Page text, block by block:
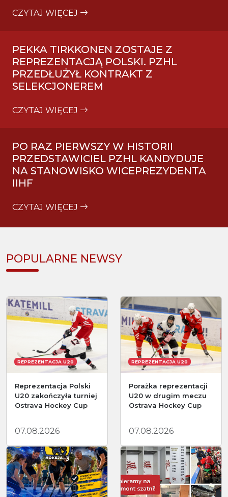
CZYTAJ WIĘCEJ
PEKKA TIRKKONEN ZOSTAJE Z
REPREZENTACJĄ POLSKI. PZHL
PRZEDŁUŻYŁ KONTRAKT Z
SELEKCJONEREM
CZYTAJ WIĘCEJ
PO RAZ PIERWSZY W HISTORII
PRZEDSTAWICIEL PZHL KANDYDUJE
NA STANOWISKO WICEPREZYDENTA
IIHF
CZYTAJ WIĘCEJ
POPULARNE NEWSY
REPREZENTACJA U20
Reprezentacja Polski
U20 zakończyła turniej
Ostrava Hockey Cup
07.08.2026
REPREZENTACJA U20
Porażka reprezentacji
U20 w drugim meczu
Ostrava Hockey Cup
07.08.2026